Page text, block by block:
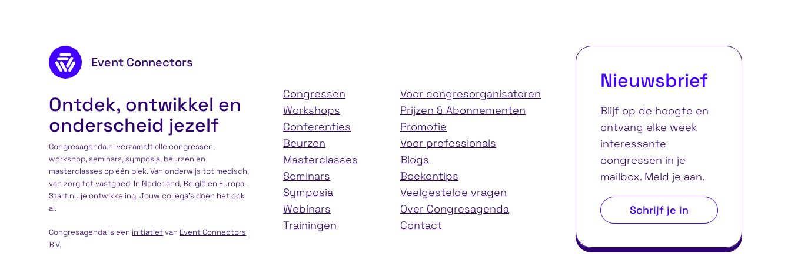
Footer content
Event Connectors
Ontdek, ontwikkel en
onderscheid jezelf
Congresagenda.nl verzamelt alle congressen,
workshop, seminars, symposia, beurzen en
masterclasses op één plek. Van onderwijs tot medisch,
van zorg tot vastgoed. In Nederland, België en Europa.
Start nu je ontwikkeling. Jouw collega’s doen het ook
al.
Congresagenda is een initiatiefvan Event Connectors
B.V.
Congressen
Workshops
Conferenties
Beurzen
Masterclasses
Seminars
Symposia
Webinars
Trainingen
Voor congresorganisatoren
Prijzen & Abonnementen
Promotie
Voor professionals
Blogs
Boekentips
Veelgestelde vragen
Over Congresagenda
Contact
Nieuwsbrief
Blijf op de hoogte en
ontvang elke week
interessante
congressen in je
mailbox. Meld je aan.
Schrijf je in